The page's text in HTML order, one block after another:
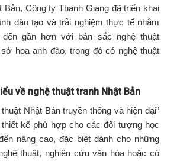
Bản, Công ty Thanh Giang đã triển khai
đào tạo và trải nghiệm thực tế nhằm
gần hơn với bản sắc nghệ thuật
hoa anh đào, trong đó có nghệ thuật
về nghệ thuật tranh Nhật Bản
Nhật Bản truyền thống và hiện đại”
thiết kế phù hợp cho các đối tượng học
nâng cao, đặc biệt dành cho những
thuật, nghiên cứu văn hóa hoặc có